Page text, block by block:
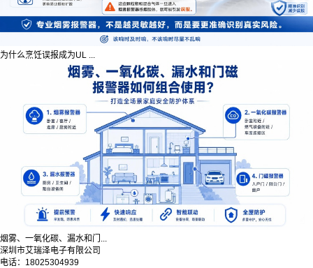
为什么烹饪误报成为UL ...
烟雾、一氧化碳、漏水和门...
深圳市艾瑞泽电子有限公司
电话：18025304939